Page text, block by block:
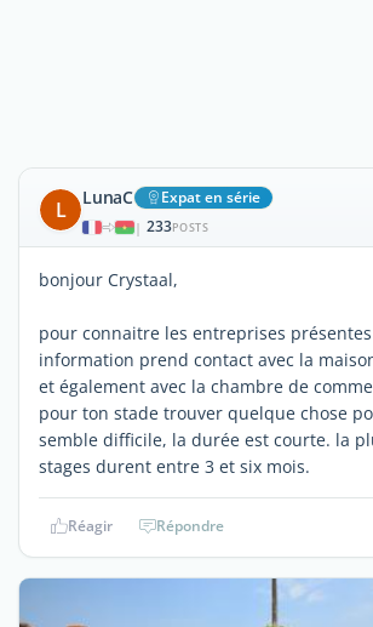
L LunaC Expat en série
| 233POSTS
bonjour Crystaal,
pour connaitre les entreprises
information prend contact avec la
et également avec la chambre de
pour ton stade trouver quelque chose
semble difficile, la durée est courte. la
stages durent entre 3 et six mois.
Réagir Répondre